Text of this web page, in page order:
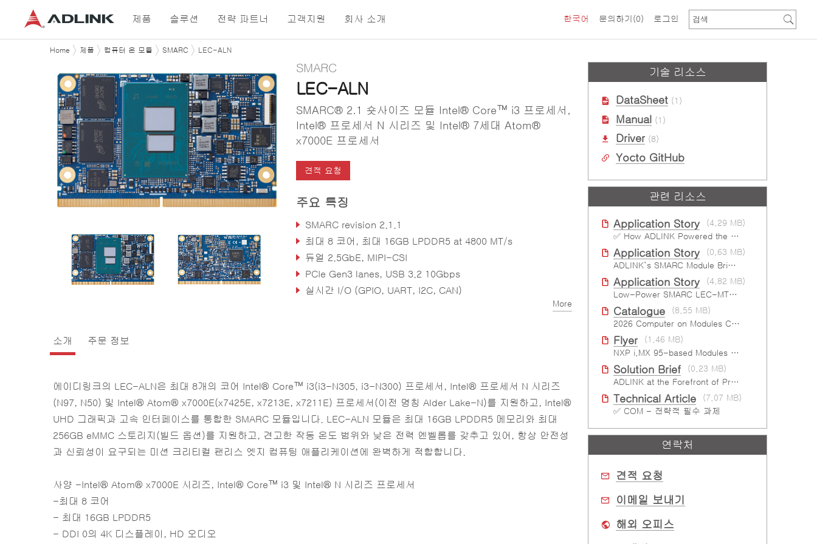
문의하기 (0)
한국어 로그인
제품 솔루션 전략 파트너 고객지원 회사 소개
Home 제품 컴퓨터 온 모듈 SMARC LEC-ALN
SMARC
LEC-ALN
SMARC® 2.1 숏사이즈 모듈 Intel® Core™ i3 프로세서,
Intel® 프로세서 N 시리즈 및 Intel® 7세대 Atom®
x7000E 프로세서
견적 요청
주요 특징
SMARC revision 2.1.1
최대 8 코어, 최대 16GB LPDDR5 at 4800 MT/s
듀얼 2.5GbE, MIPI-CSI
PCIe Gen3 lanes, USB 3.2 10Gbps
실시간 I/O (GPIO, UART, I2C, CAN)
More
소개 주문 정보
에이디링크의 LEC-ALN은 최대 8개의 코어 Intel® Core™ i3(i3-N305, i3-N300) 프로세서, Intel® 프로세서 N 시리즈
(N97, N50) 및 Intel® Atom® x7000E(x7425E, x7213E, x7211E) 프로세서(이전 명칭 Alder Lake-N)를 지원하고, Intel®
UHD 그래픽과 고속 인터페이스를 통합한 SMARC 모듈입니다. LEC-ALN 모듈은 최대 16GB LPDDR5 메모리와 최대
256GB eMMC 스토리지(빌드 옵션)를 지원하고, 견고한 작동 온도 범위와 낮은 전력 엔벨롭를 갖추고 있어, 항상 안전성
과 신뢰성이 요구되는 미션 크리티컬 팬리스 엣지 컴퓨팅 애플리케이션에 완벽하게 적합합니다.
사양 -Intel® Atom® x7000E 시리즈, Intel® Core™ i3 및 Intel® N 시리즈 프로세서
-최대 8 코어
- 최대 16GB LPDDR5
- DDI 0의 4K 디스플레이, HD 오디오
기술 리소스
DataSheet (1)
Manual (1)
Driver (8)
Yocto GitHub
관련 리소스
Application Story
(4.29 MB)
✅ How ADLINK Powered the Next Leap in Humanoid Robotics
Application Story
(0.63 MB)
ADLINK’s SMARC Module Brings Increased Customization to Automated Fare Boxes
Application Story
(4.82 MB)
Low-Power SMARC LEC-MTK-I1200
Catalogue
(8.55 MB)
2026 Computer on Modules Catalog (COM-HPC, COM Express , SMARC, OSM, Qseven and ETX)
Flyer
(1.46 MB)
NXP i.MX 95-based Modules For The Intelligent Edge
Solution Brief
(0.23 MB)
ADLINK at the Forefront of Project Cassini
Technical Article
(7.07 MB)
✅ COM - 전략적 필수 과제
연락처
견적 요청
이메일 보내기
해외 오피스